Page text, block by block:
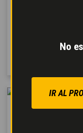
No
IR AL
del esfuerzo en el
DESCARGA